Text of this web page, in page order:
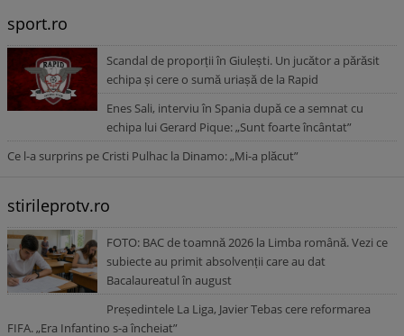
sport.ro
Scandal de proporții în Giulești. Un jucător a părăsit
echipa și cere o sumă uriașă de la Rapid
Enes Sali, interviu în Spania după ce a semnat cu
echipa lui Gerard Pique: „Sunt foarte încântat”
Ce l-a surprins pe Cristi Pulhac la Dinamo: „Mi-a plăcut”
stirileprotv.ro
FOTO: BAC de toamnă 2026 la Limba română. Vezi ce
subiecte au primit absolvenții care au dat
Bacalaureatul în august
Președintele La Liga, Javier Tebas cere reformarea
FIFA. „Era Infantino s-a încheiat”